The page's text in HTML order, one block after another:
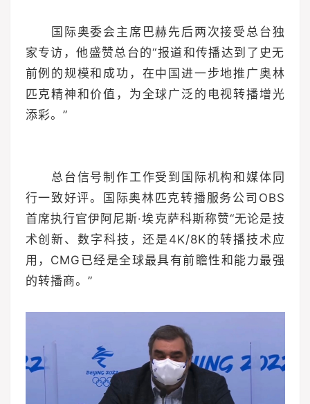
国际奥委会主席巴赫先后两次接受总台独
家专访，他盛赞总台的“报道和传播达到了史无
前例的规模和成功，在中国进一步地推广奥林
匹克精神和价值，为全球广泛的电视转播增光
添彩。”
总台信号制作工作受到国际机构和媒体同
行一致好评。国际奥林匹克转播服务公司OBS
首席执行官伊阿尼斯·埃克萨科斯称赞“无论是技
术创新、数字科技，还是4K/8K的转播技术应
用，CMG已经是全球最具有前瞻性和能力最强
的转播商。”